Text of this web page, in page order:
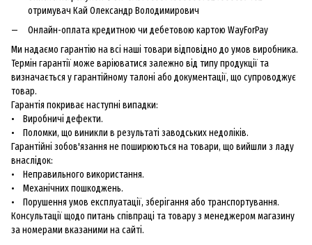
отримувач Кай Олександр Володимирович
Онлайн-оплата кредитною чи дебетовою картою WayForPay
Ми надаємо гарантію на всі наші товари відповідно до умов виробника.
Термін гарантії може варіюватися залежно від типу продукції та
визначається у гарантійному талоні або документації, що супроводжує
товар.
Гарантія покриває наступні випадки:
• Виробничі дефекти.
• Поломки, що виникли в результаті заводських недоліків.
Гарантійні зобов'язання не поширюються на товари, що вийшли з ладу
внаслідок:
• Неправильного використання.
• Механічних пошкоджень.
• Порушення умов експлуатації, зберігання або транспортування.
Консультації щодо питань співпраці та товару з менеджером магазину
за номерами вказаними на сайті.